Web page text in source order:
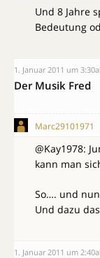
Und 8 Jahre
Bedeutung
1. Januar 2011 um 3:30
Der Musik Fred
Marc29101971
@Kay1978:
kann man
So…. und
Und dazu
1. Januar 2011 um 2:40